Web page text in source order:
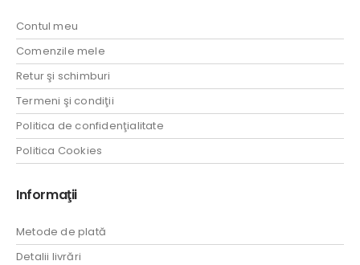
Contul meu
Comenzile mele
Retur şi schimburi
Termeni şi condiţii
Politica de confidenţialitate
Politica Cookies
Informaţii
Metode de plată
Detalii livrări